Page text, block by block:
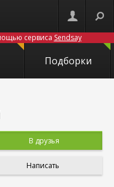
сервиса Sendsay
Подборки
В друзья
Написать